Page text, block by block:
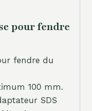
pour fendre
fendre du
100 mm.
SDS